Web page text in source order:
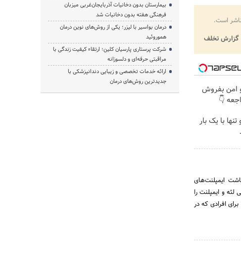
است.
گزارش تخلف
امن بفروش
👇
بدون نیاز به آگهی و تنها با یک بار
ایمپلنت‌های
و در سال ۱۳۹۳ دوره‌ی تخصص جراحی لثه و ایمپلنت را
افرادی که در
بیمارستان بدون دخانیات آذربایجان‌غربی میزبان
فرهنگی هفته بدون دخانیات شد
درمان بواسیر با لیزر؛ یکی از روش‌های نوین درمان
هموروئید
شرکت پرستاری پارسیان کلین؛ ارتقاء کیفیت زندگی با
مراقبتی حرفه‌ای و دلسوزانه
ارائه خدمات تخصصی و زیبایی دندانپزشکی با
جدیدترین روش‌های درمان